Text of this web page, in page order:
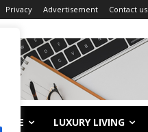
Privacy Advertisement Contact us
LIFE LUXURY LIVING